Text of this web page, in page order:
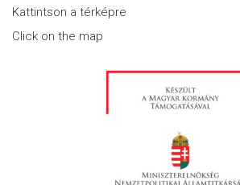
Kattintson a térképre
Click on the map